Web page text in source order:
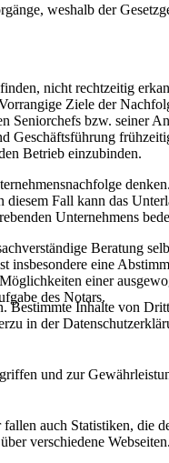
weshalb der
nicht rechtzeitig
Ziele der
Seniorchefs bzw. seiner
Geschäftsführung
Betrieb einzubinden.
Fall kann das
Unternehmens
Beratung
insbesondere eine
einer
des Notars.
Inhalte von
in der
und zur
auch Statistiken, die
verschiedene Webseiten.